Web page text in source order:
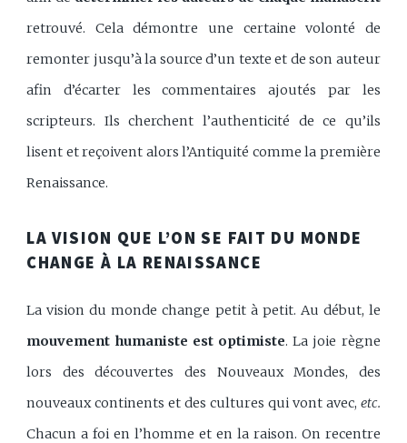
retrouvé. Cela démontre une certaine volonté de
remonter jusqu’à la source d’un texte et de son auteur
afin d’écarter les commentaires ajoutés par les
scripteurs. Ils cherchent l’authenticité de ce qu’ils
lisent et reçoivent alors l’Antiquité comme la première
Renaissance.
LA VISION QUE L’ON SE FAIT DU MONDE
CHANGE À LA RENAISSANCE
La vision du monde change petit à petit. Au début, le
mouvement humaniste est optimiste. La joie règne
lors des découvertes des Nouveaux Mondes, des
nouveaux continents et des cultures qui vont avec, etc.
Chacun a foi en l’homme et en la raison. On recentre